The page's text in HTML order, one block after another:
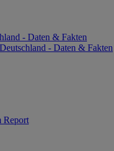
- Daten & Fakten
- Daten & Fakten
Report